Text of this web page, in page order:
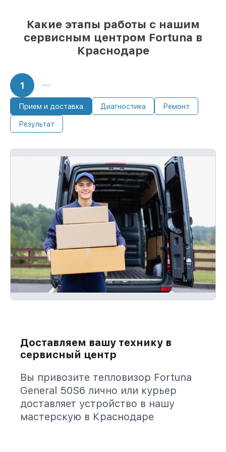
Какие этапы работы с нашим
сервисным центром Fortuna в
Краснодаре
1
Прием и доставка Диагностика Ремонт
Результат
Доставляем вашу технику в
сервисный центр
Вы привозите тепловизор Fortuna
General 50S6 лично или курьер
доставляет устройство в нашу
мастерскую в Краснодаре